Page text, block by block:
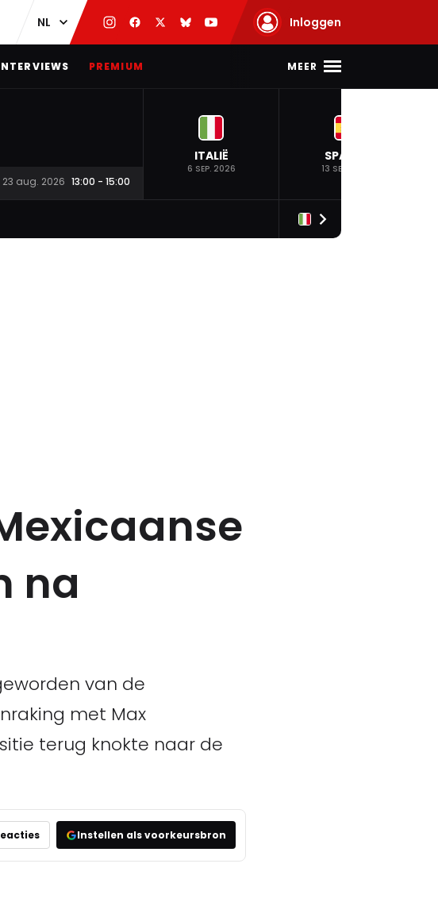
Inloggen
PREMIUM MEER
23 aug. 2026 13:00 - 15:00
ITALIË
6 SEP. 2026
SPANJE
13 SEP. 2026
na
van de
met Max
terug knokte naar de
Instellen als voorkeursbron